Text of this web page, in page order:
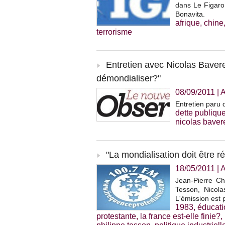
dans Le
Bonavita.
afrique, chine,
terrorisme
Entretien avec Nicolas
démondialiser?"
08/09/2011
Entretien paru
dette
nicolas
"La mondialisation doit être
18/05/2011
Jean-Pierre
Tesson,
L'émission est
1983,
protestante, la france est-elle finie?,